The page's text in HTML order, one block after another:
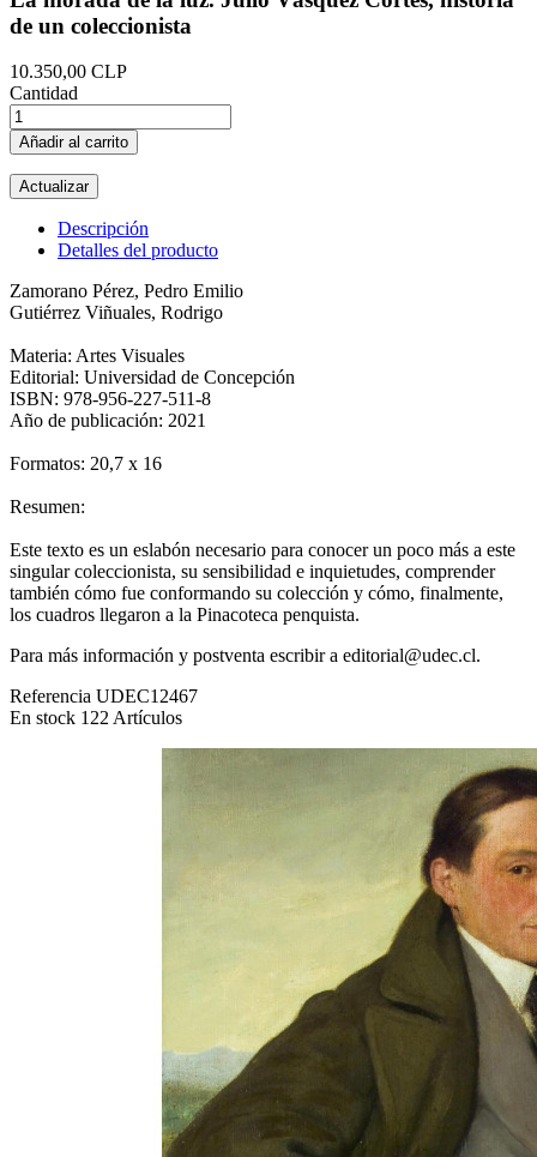
de un coleccionista
10.350,00 CLP
Cantidad
Añadir al carrito
Descripción
Detalles del producto
Zamorano Pérez, Pedro Emilio
Gutiérrez Viñuales, Rodrigo
Materia: Artes Visuales
Editorial: Universidad de Concepción
ISBN: 978-956-227-511-8
Año de publicación: 2021
Formatos: 20,7 x 16
Resumen:
Este texto es un eslabón necesario para conocer un poco más a este
singular coleccionista, su sensibilidad e inquietudes, comprender
también cómo fue conformando su colección y cómo, finalmente,
los cuadros llegaron a la Pinacoteca penquista.
Para más información y postventa escribir a editorial@udec.cl.
Referencia UDEC12467
En stock 122 Artículos